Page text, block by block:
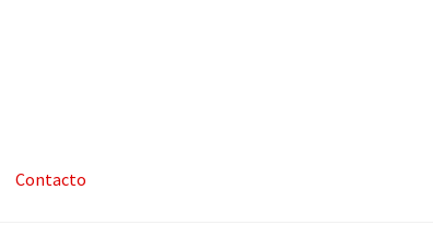
Contacto